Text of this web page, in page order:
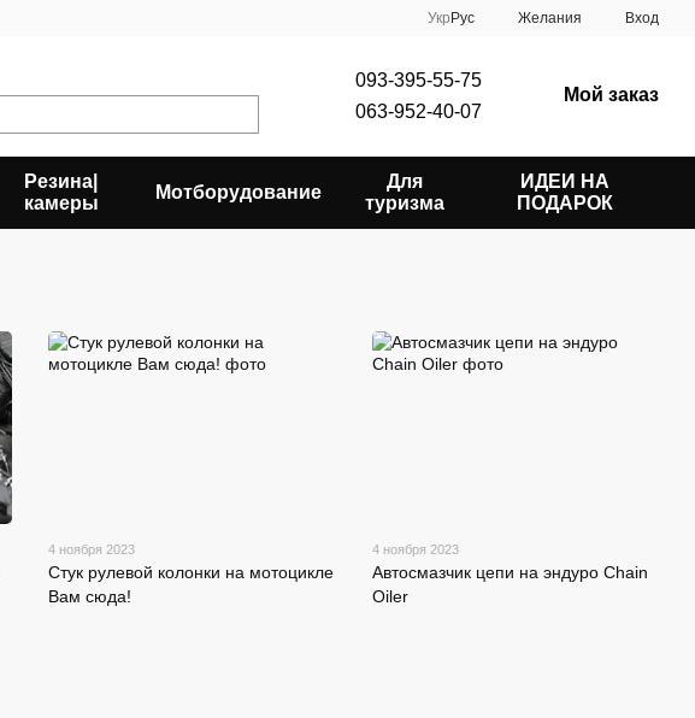
Укр Рус Желания Вход
093-395-55-75
063-952-40-07
Мой заказ
Резина|
камеры
Мотборудование
Для
туризма
ИДЕИ НА
ПОДАРОК
4 ноября 2023
Стук рулевой колонки на мотоцикле
Вам сюда!
4 ноября 2023
Автоcмазчик цепи на эндуро Chain
Oiler